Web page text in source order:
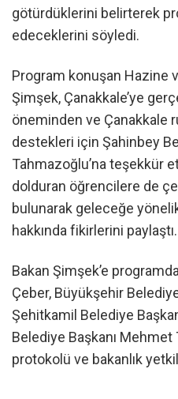
götürdüklerini belirterek
edeceklerini söyledi.
Program konuşan Hazine
Şimşek, Çanakkale’ye
öneminden ve Çanakkale
destekleri için Şahinbey
Tahmazoğlu’na teşekkür
dolduran öğrencilere de
bulunarak geleceğe
hakkında fikirlerini paylaştı.
Bakan Şimşek’e
Çeber, Büyükşehir
Şehitkamil Belediye
Belediye Başkanı
protokolü ve bakanlık